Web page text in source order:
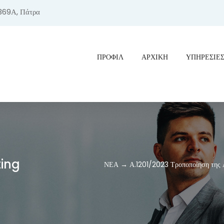
Πάτρα
ΠΡΟΦΊΛ ΑΡΧΙΚΗ
ΝΕΑ → Α.1201/2023 Τροποποίηση της